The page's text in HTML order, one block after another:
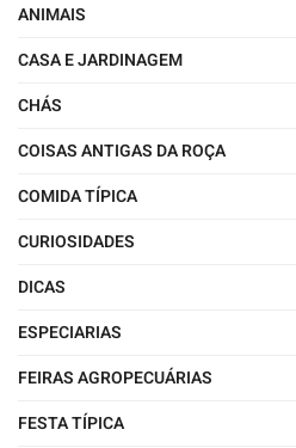
ANIMAIS
CASA E JARDINAGEM
CHÁS
COISAS ANTIGAS DA ROÇA
COMIDA TÍPICA
CURIOSIDADES
DICAS
ESPECIARIAS
FEIRAS AGROPECUÁRIAS
FESTA TÍPICA